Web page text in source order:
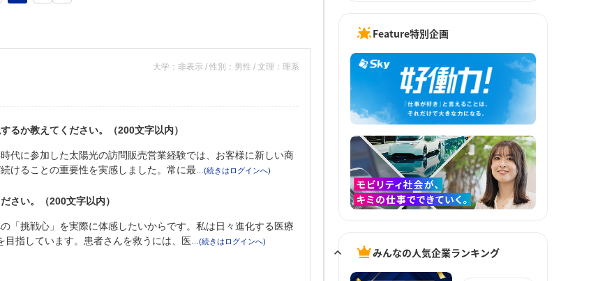
大学：非表示 / 性別：男性 / 文理：理系
るか教えてください。（200文字以内）
代に参加した太陽光の訪問販売営業経験では、お客様に新しい商
けることの重要性を実感しました。常に最
さい。（200文字以内）
「挑戦心」を実際に体感したいからです。私は日々進化する医療
指しています。患者さんを救うには、医
Feature特別企画
みんなの人気企業ランキング